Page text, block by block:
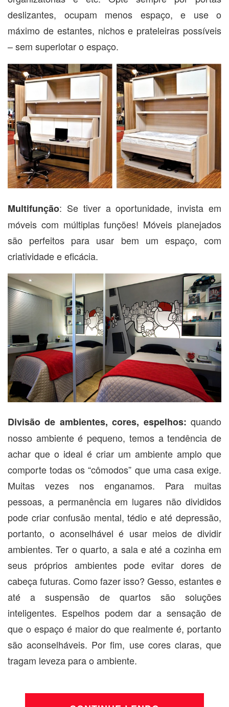
deslizantes, ocupam menos espaço, e use o
máximo de estantes, nichos e prateleiras possíveis
– sem superlotar o espaço.
Multifunção: Se tiver a oportunidade, invista em
móveis com múltiplas funções! Móveis planejados
são perfeitos para usar bem um espaço, com
criatividade e eficácia.
Divisão de ambientes, cores, espelhos: quando
nosso ambiente é pequeno, temos a tendência de
achar que o ideal é criar um ambiente amplo que
comporte todas os “cômodos” que uma casa exige.
Muitas vezes nos enganamos. Para muitas
pessoas, a permanência em lugares não divididos
pode criar confusão mental, tédio e até depressão,
portanto, o aconselhável é usar meios de dividir
ambientes. Ter o quarto, a sala e até a cozinha em
seus próprios ambientes pode evitar dores de
cabeça futuras. Como fazer isso? Gesso, estantes e
até a suspensão de quartos são soluções
inteligentes. Espelhos podem dar a sensação de
que o espaço é maior do que realmente é, portanto
são aconselháveis. Por fim, use cores claras, que
tragam leveza para o ambiente.